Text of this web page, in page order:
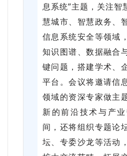
息系统”主题，关注智
慧城市、智慧政务、
信息系统安全等领域
知识图谱、数据融合
键问题，搭建学术、
平台。会议将邀请信
领域的资深专家做主
新的前沿技术与产
间，还将组织专题论
坛、专委沙龙等活动